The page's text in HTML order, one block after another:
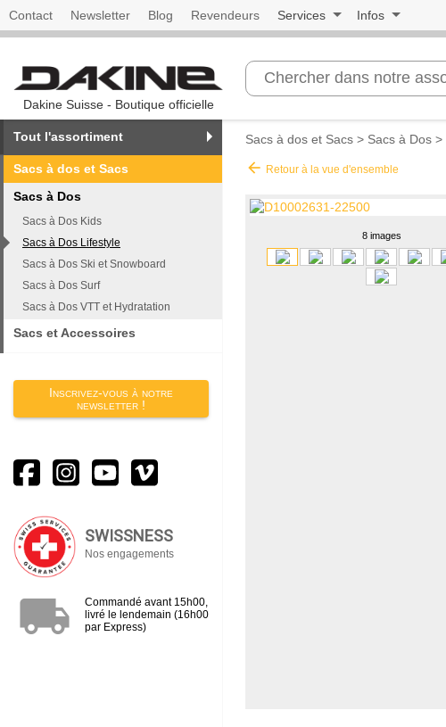
Contact Newsletter Blog Revendeurs Services Infos
Dakine Suisse - Boutique officielle
Tout l'assortiment
Sacs à dos et Sacs
Sacs à Dos
Sacs à Dos Kids
Sacs à Dos Lifestyle
Sacs à Dos Ski et Snowboard
Sacs à Dos Surf
Sacs à Dos VTT et Hydratation
Sacs et Accessoires
Inscrivez-vous à notre
newsletter !
SWISSNESS
Nos engagements
local_shipping
Commandé avant 15h00,
livré le lendemain (16h00
par Express)
Sacs à dos et Sacs > Sacs à Dos >
arrow_back Retour à la vue d'ensemble
8 images